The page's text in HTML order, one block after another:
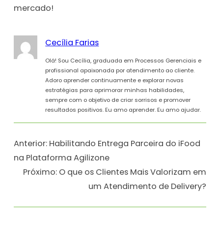
mercado!
Cecília Farias
Olá! Sou Cecília, graduada em Processos Gerenciais e
profissional apaixonada por atendimento ao cliente.
Adoro aprender continuamente e explorar novas
estratégias para aprimorar minhas habilidades,
sempre com o objetivo de criar sorrisos e promover
resultados positivos. Eu amo aprender. Eu amo ajudar.
Anterior: Habilitando Entrega Parceira do iFood
na Plataforma Agilizone
Próximo: O que os Clientes Mais Valorizam em
um Atendimento de Delivery?